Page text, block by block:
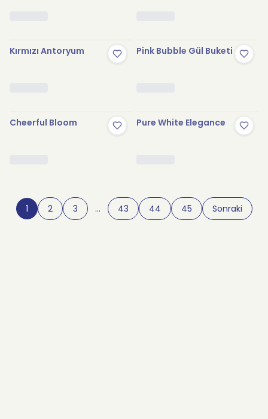
Kırmızı Antoryum Pink Bubble Gül Buketi
Cheerful Bloom Pure White Elegance
1 2 3 … 43 44 45 Sonraki